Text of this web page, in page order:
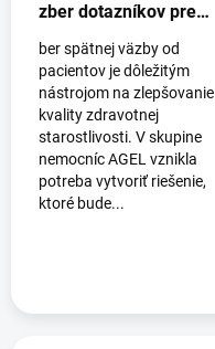
zber dotazníkov pre
ber spätnej väzby od
pacientov je dôležitým
nástrojom na zlepšovanie
kvality zdravotnej
starostlivosti. V skupine
nemocníc AGEL vznikla
potreba vytvoriť riešenie,
ktoré bude...